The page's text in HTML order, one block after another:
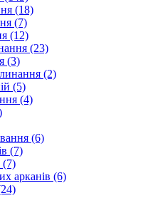
(18)
(7)
(12)
(23)
(3)
(2)
(5)
(4)
(6)
(7)
(7)
арканів (6)